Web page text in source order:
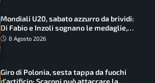
Mondiali U20, sabato azzurro da brividi:
Di Fabio e Inzoli sognano le medaglie,
Castellani e Succo in finale
8 Agosto 2026
Giro di Polonia, sesta tappa da fuochi